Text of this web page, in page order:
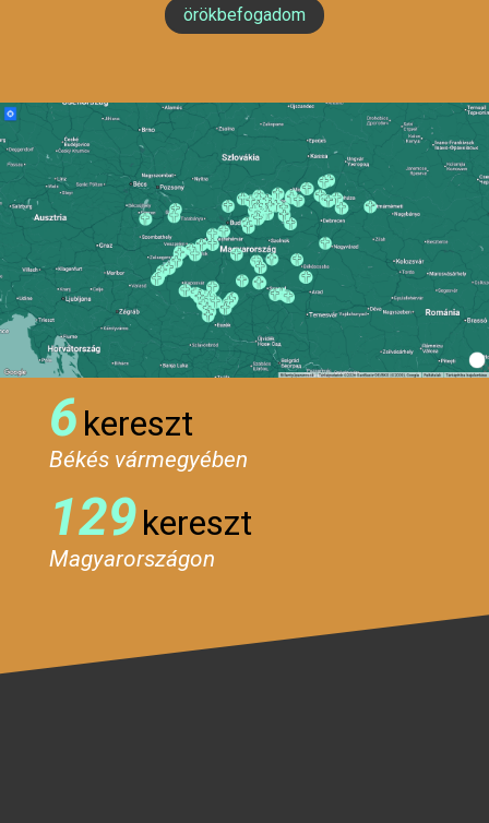
örökbefogadom
6 kereszt
Békés vármegyében
129kereszt
Magyarországon